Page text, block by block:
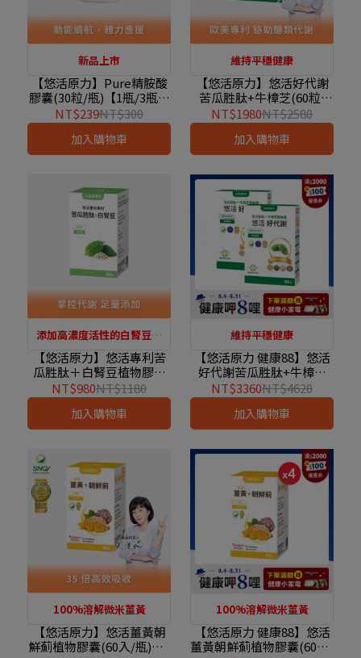
新品上市
【悠活原力】Pure精胺酸
膠囊(30粒/瓶)【1瓶/3瓶/5
瓶優惠組】
NT$239NT$300
加入購物車
維持平穩健康
【悠活原力】悠活好代謝
苦瓜胜肽+牛樟芝(60粒)
【1盒/3盒/5盒優惠組】
NT$1980NT$2580
加入購物車
添加高濃度活性的白腎豆萃
取物
【悠活原力】悠活專利苦
瓜胜肽＋白腎豆植物膠囊
(60粒)【1盒/3盒/5盒優惠
組】
NT$980NT$1180
加入購物車
維持平穩健康
【悠活原力 健康88】悠活
好代謝苦瓜胜肽+牛樟芝
(60粒) 二入優惠組
NT$3360NT$4620
加入購物車
100%溶解微米薑黃
【悠活原力】悠活薑黃朝
鮮薊植物膠囊(60入/瓶)【1
100%溶解微米薑黃
【悠活原力 健康88】悠活
薑黃朝鮮薊植物膠囊(60入/